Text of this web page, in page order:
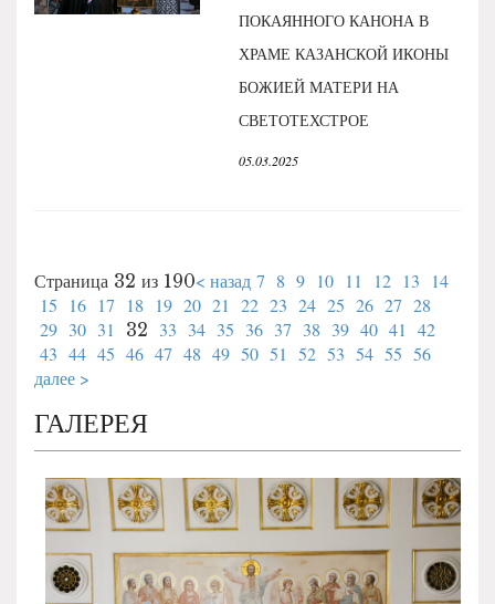
ПОКАЯННОГО КАНОНА В
ХРАМЕ КАЗАНСКОЙ ИКОНЫ
БОЖИЕЙ МАТЕРИ НА
СВЕТОТЕХСТРОЕ
05.03.2025
Страница 32 из 190< назад 7 8 9 10 11 12 13
14
15
16 17 18 19 20 21 22 23 24 25 26 27 28
29 30 31 32 33 34 35 36 37 38 39 40 41 42
43 44 45 46 47 48 49 50 51 52 53 54 55 56
далее >
ГАЛЕРЕЯ